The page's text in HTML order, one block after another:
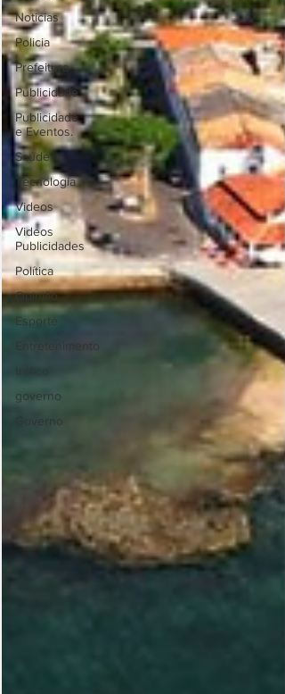
Noticias
Policia
Prefeitura
Publicidade
Publicidade
e Eventos.
Saúde
Tecnologia
Videos
Videos
Publicidades
Política
Opinião
Esporte
Entretenimento
governo
Governo